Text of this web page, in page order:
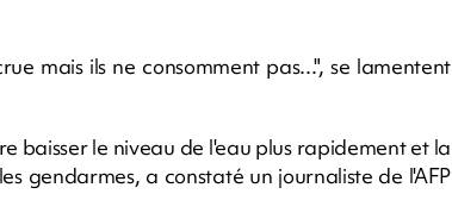
mais ils ne consomment pas...", se lamentent
baisser le niveau de l'eau plus rapidement et la
gendarmes, a constaté un journaliste de l'AFP